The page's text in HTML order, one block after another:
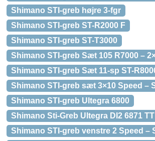
Shimano STI-greb højre 3-fgr
Shimano STI-greb ST-R2000 F
Shimano STI-greb ST-T3000
Shimano STI-greb Sæt 105 R7000 –
Shimano STI-greb Sæt 11-sp ST-
Shimano STI-greb sæt 3×10 Speed –
Shimano STI-greb Ultegra 6800
Shimano Sti-Greb Ultegra DI2 6871 TT
Shimano STI-greb venstre 2 Speed –